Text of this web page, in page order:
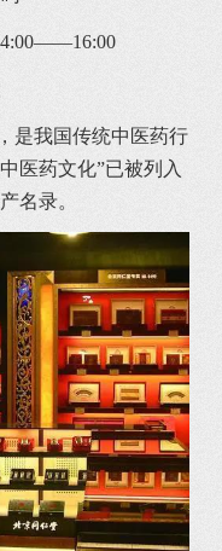
是我国传统中医药行
医药文化”已被列入
名录。